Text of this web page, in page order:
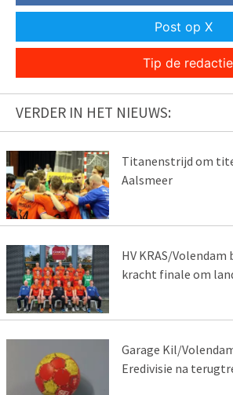
Post op X
Tip de redactie
VERDER IN HET NIEUWS:
Titanenstrijd om
Aalsmeer
HV KRAS/
kracht finale om
Garage Kil/
Eredivisie na